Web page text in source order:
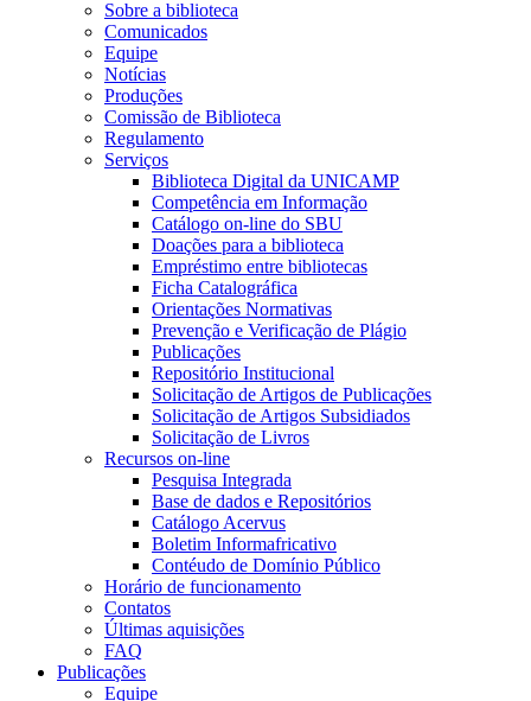
Sobre a biblioteca
Comunicados
Equipe
Notícias
Produções
Comissão de Biblioteca
Regulamento
Serviços
Biblioteca Digital da UNICAMP
Competência em Informação
Catálogo on-line do SBU
Doações para a biblioteca
Empréstimo entre bibliotecas
Ficha Catalográfica
Orientações Normativas
Prevenção e Verificação de Plágio
Publicações
Repositório Institucional
Solicitação de Artigos de Publicações
Solicitação de Artigos Subsidiados
Solicitação de Livros
Recursos on-line
Pesquisa Integrada
Base de dados e Repositórios
Catálogo Acervus
Boletim Informafricativo
Contéudo de Domínio Público
Horário de funcionamento
Contatos
Últimas aquisições
FAQ
Publicações
Equipe